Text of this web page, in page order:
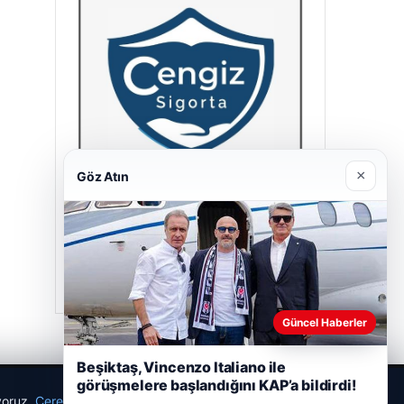
Cengiz Sigorta
23/06/2026
Çerez Politikamız
Göz Atın ×
Güncel Haberler
Beşiktaş, Vincenzo Italiano ile
görüşmelere başlandığını KAP’a bildirdi!